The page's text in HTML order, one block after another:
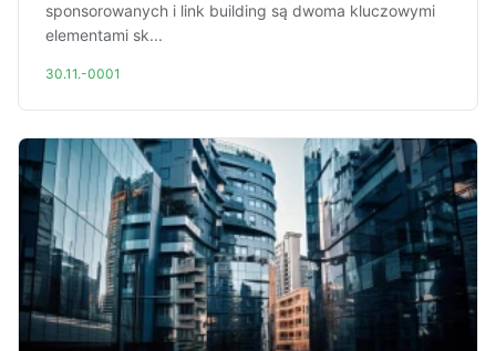
sponsorowanych i link building są dwoma kluczowymi
elementami sk...
30.11.-0001